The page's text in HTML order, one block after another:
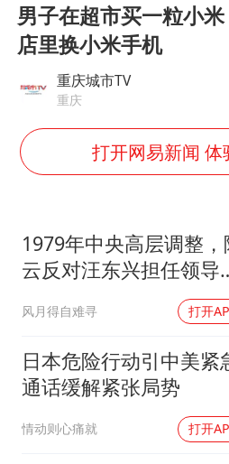
上海大部
以军士兵
男子在超市买一粒小
店里换小米手机
重庆城市TV
重庆
打开网易新闻 体
1979年中央高层调整，
云反对汪东兴担任领导
风月得自难寻 打开
日本危险行动引中美紧
通话缓解紧张局势
情动则心痛就 打开